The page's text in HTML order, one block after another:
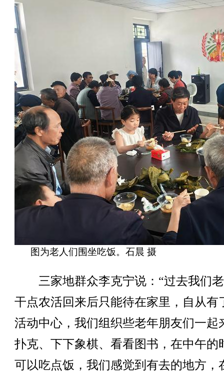
图为老人们围坐吃饭。石晨 摄
三家地群众李克宁说：“过去我们
干点农活回来后只能待在家里，自从有
活动中心，我们组织些老年朋友们一起
扑克、下下象棋、看看图书，在中午的
可以吃点饭，我们感觉到有去的地方，